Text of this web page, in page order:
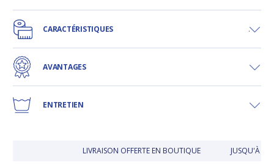
CARACTÉRISTIQUES
AVANTAGES
ENTRETIEN
LIVRAISON OFFERTE EN BOUTIQUE JUSQU'À